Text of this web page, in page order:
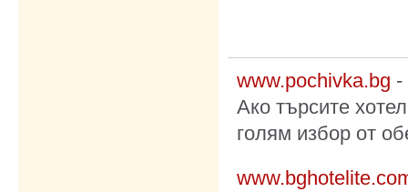
www.pochivka.bg -
Ако търсите
голям избор от